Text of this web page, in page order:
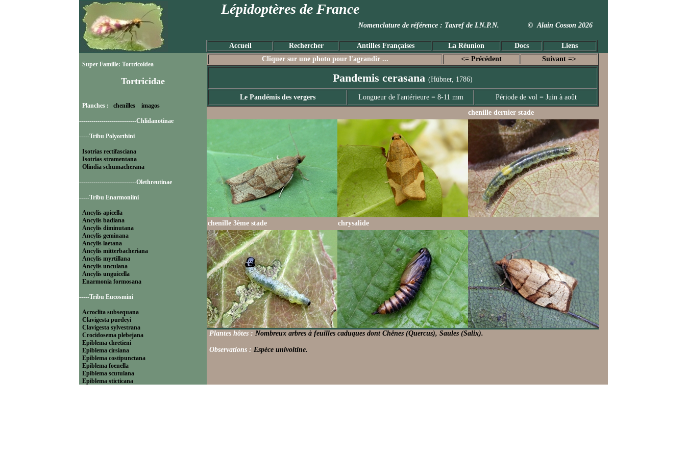
Lépidoptères de France
Nomenclature de référence : Taxref de I.N.P.N. © Alain Cosson 2026
Accueil Rechercher Antilles Françaises La Réunion Docs Liens
Super Famille: Tortricoidea
Tortricidae
Planches : chenilles imagos
----------------------------Chlidanotinae
-----Tribu Polyorthini
Isotrias rectifasciana
Isotrias stramentana
Olindia schumacherana
----------------------------Olethreutinae
-----Tribu Enarmoniini
Ancylis apicella
Ancylis badiana
Ancylis diminutana
Ancylis geminana
Ancylis laetana
Ancylis mitterbacheriana
Ancylis myrtillana
Ancylis unculana
Ancylis unguicella
Enarmonia formosana
-----Tribu Eucosmini
Acroclita subsequana
Clavigesta purdeyi
Clavigesta sylvestrana
Crocidosema plebejana
Epiblema chretieni
Epiblema cirsiana
Epiblema costipunctana
Epiblema foenella
Epiblema scutulana
Epiblema sticticana
Cliquer sur une photo pour l'agrandir ... <= Précédent Suivant =>
Pandemis cerasana (Hübner, 1786)
Le Pandémis des vergers Longueur de l'antérieure = 8-11 mm
Période de vol = Juin à août
chenille dernier stade
chenille 3ème stade chrysalide
Plantes hôtes : Nombreux arbres à feuilles caduques dont Chênes (Quercus), Saules (Salix).
Observations : Espèce univoltine.